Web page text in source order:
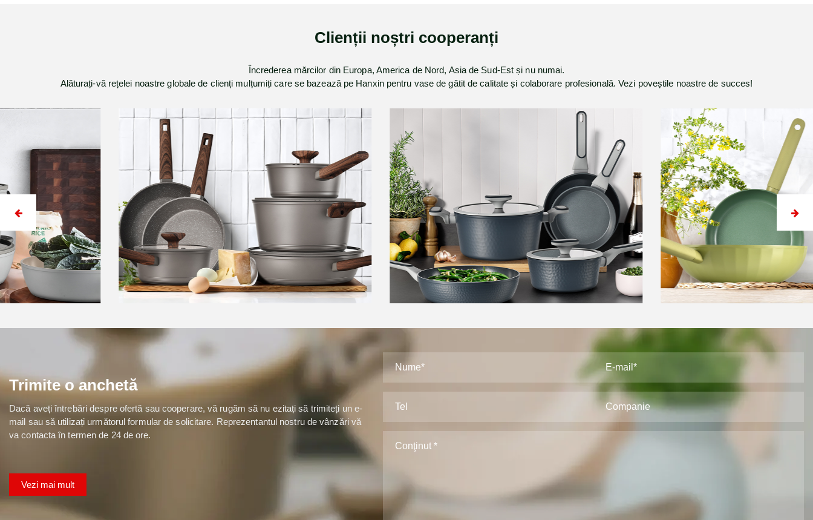
Clienții noștri cooperanți
Încrederea mărcilor din Europa, America de Nord, Asia de Sud-Est și nu numai.
Alăturați-vă rețelei noastre globale de clienți mulțumiți care se bazează pe Hanxin pentru vase de gătit de calitate și colaborare profesională. Vezi poveștile noastre de succes!
Hanxin Caz
Trimite o anchetă
Dacă aveți întrebări despre ofertă sau cooperare, vă rugăm să nu ezitați să trimiteți un e-
mail sau să utilizați următorul formular de solicitare. Reprezentantul nostru de vânzări vă
va contacta în termen de 24 de ore.
Vezi mai mult